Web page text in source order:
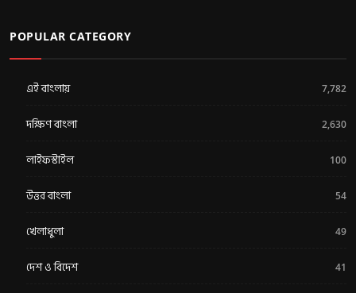
POPULAR CATEGORY
এই বাংলায় 7,782
দক্ষিণ বাংলা 2,630
লাইফস্টাইল 100
উত্তর বাংলা 54
খেলাধুলা 49
দেশ ও বিদেশ 41